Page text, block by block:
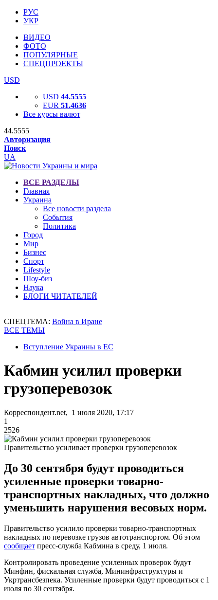
РУС
УКР
ВИДЕО
ФОТО
ПОПУЛЯРНЫЕ
СПЕЦПРОЕКТЫ
USD
USD 44.5555
EUR 51.4636
Все курсы валют
44.5555
Авторизация
Поиск
UA
ВСЕ РАЗДЕЛЫ
Главная
Украина
Все новости раздела
События
Политика
Город
Мир
Бизнес
Спорт
Lifestyle
Шоу-биз
Наука
БЛОГИ ЧИТАТЕЛЕЙ
СПЕЦТЕМА: Война в Иране
ВСЕ ТЕМЫ
Вступление Украины в ЕС
Кабмин усилил проверки
грузоперевозок
Корреспондент.net, 1 июля 2020, 17:17
1
2526
Правительство усиливает проверки грузоперевозок
До 30 сентября будут проводиться
усиленные проверки товарно-
транспортных накладных, что должно
уменьшить нарушения весовых норм.
Правительство усилило проверки товарно-транспортных
накладных по перевозке грузов автотранспортом. Об этом
сообщает пресс-служба Кабмина в среду, 1 июля.
Контролировать проведение усиленных проверок будут
Минфин, фискальная служба, Мининфраструктуры и
Укртрансбезпека. Усиленные проверки будут проводиться с 1
июля по 30 сентября.